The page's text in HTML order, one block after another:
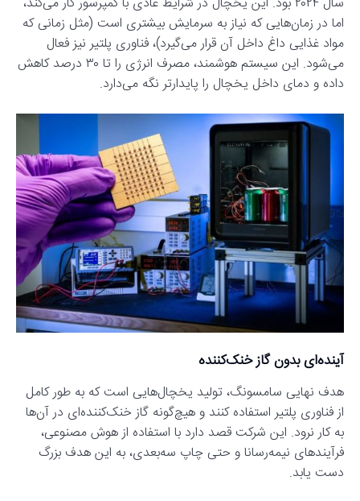
اما در زمان‌هایی که نیاز به سرمایش بیشتری است (مثل زمانی که
مواد غذایی داغ داخل آن قرار می‌گیرد)، فناوری پلتیر نیز فعال
می‌شود. این سیستم هوشمند، مصرف انرژی را تا ۳۰ درصد کاهش
داده و دمای داخل یخچال را پایدارتر نگه می‌دارد.
آینده‌ای بدون گاز خنک‌کننده
هدف نهایی سامسونگ، تولید یخچال‌هایی است که به طور کامل
از فناوری پلتیر استفاده کنند و هیچ‌گونه گاز خنک‌کننده‌ای در آن‌ها
به کار نرود. این شرکت قصد دارد با استفاده از هوش مصنوعی،
فرآیندهای نیمه‌رسانا و حتی چاپ سه‌بعدی، به این هدف بزرگ
دست یابد.